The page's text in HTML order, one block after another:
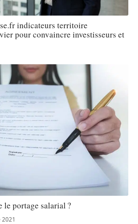
indicateurs territoire
pour convaincre investisseurs et
le portage salarial ?